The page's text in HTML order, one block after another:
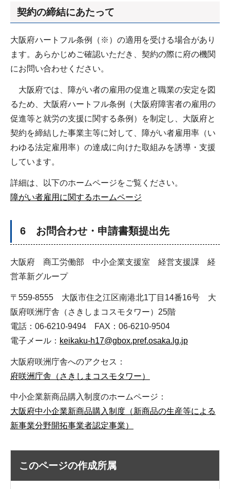
契約の締結にあたって
大阪府ハートフル条例（※）の適用を受ける場合があり
ます。あらかじめご確認いただき、契約の際に府の機関
にお問い合わせください。
大阪府では、障がい者の雇用の促進と職業の安定を図
るため、大阪府ハートフル条例（大阪府障害者の雇用の
促進等と就労の支援に関する条例）を制定し、大阪府と
契約を締結した事業主等に対して、障がい者雇用率（い
わゆる法定雇用率）の達成に向けた取組みを誘導・支援
しています。
詳細は、以下のホームページをご覧ください。
障がい者雇用に関するホームページ
6 お問合わせ・申請書類提出先
大阪府 商工労働部 中小企業支援室 経営支援課 経
営革新グループ
〒559-8555 大阪市住之江区南港北1丁目14番16号 大
阪府咲洲庁舎（さきしまコスモタワー）25階
電話：06-6210-9494 FAX：06-6210-9504
電子メール： keikaku-h17@gbox.pref.osaka.lg.jp
大阪府咲洲庁舎へのアクセス：
府咲洲庁舎（さきしまコスモタワー）
中小企業新商品購入制度のホームページ：
大阪府中小企業新商品購入制度（新商品の生産等による
新事業分野開拓事業者認定事業）
このページの作成所属